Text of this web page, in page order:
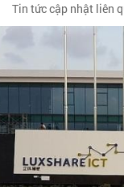
Tin tức cập nhật liên